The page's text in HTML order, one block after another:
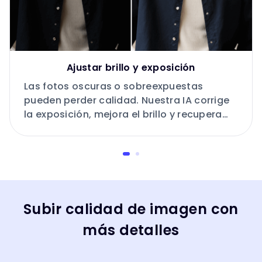
Ajustar brillo y exposición
Las fotos oscuras o sobreexpuestas
pueden perder calidad. Nuestra IA corrige
la exposición, mejora el brillo y recupera
Subir calidad de imagen con
más detalles